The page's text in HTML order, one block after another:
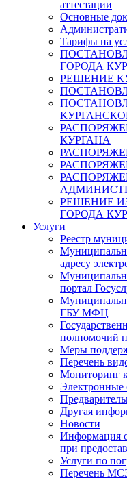
аттестации
Основные
Тарифы на
ГОРОДА
РЕШЕНИЕ
КУРГАНА
РЕШЕНИЕ
ГОРОДА
Услуги
Реестр
адресу
портал
ГБУ МФЦ
полномочий
Меры
Перечень
Мониторинг
Электронные
Другая
Новости
Информация
при
Услуги по
Перечень